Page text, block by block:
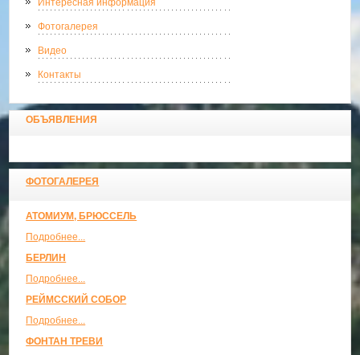
Интересная информация
Фотогалерея
Видео
Контакты
ОБЪЯВЛЕНИЯ
ФОТОГАЛЕРЕЯ
АТОМИУМ, БРЮССЕЛЬ
Подробнее...
БЕРЛИН
Подробнее...
РЕЙМССКИЙ СОБОР
Подробнее...
ФОНТАН ТРЕВИ